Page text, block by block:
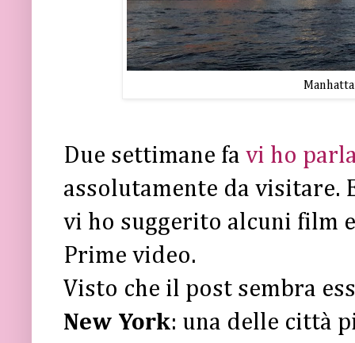
Due settimane fa vi ho
assolutamente da visitare.
vi ho suggerito alcuni film
Prime video.
Visto che il post sembra
New York: una delle città